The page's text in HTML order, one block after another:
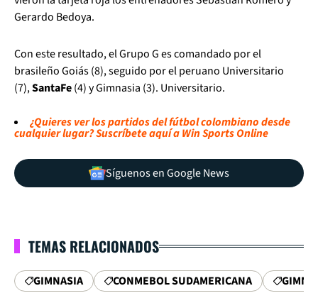
Gerardo Bedoya.
Con este resultado, el Grupo G es comandado por el
brasileño Goiás (8), seguido por el peruano Universitario
(7),SantaFe(4) y Gimnasia (3). Universitario.
¿Quieres ver los partidos del fútbol colombiano desde
cualquier lugar? Suscríbete aquí a Win Sports Online
Síguenos en Google News
TEMAS RELACIONADOS
GIMNASIA CONMEBOL SUDAMERICANA